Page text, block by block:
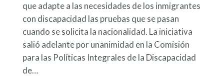
que adapte a las necesidades de los inmigrantes
con discapacidad las pruebas que se pasan
cuando se solicita la nacionalidad. La iniciativa
salió adelante por unanimidad en la Comisión
para las Políticas Integrales de la Discapacidad
de…